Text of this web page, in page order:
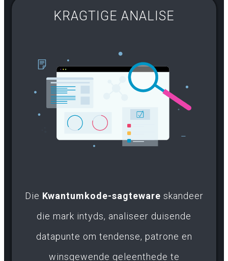
KRAGTIGE ANALISE
Die Kwantumkode-sagteware skandeer
die mark intyds, analiseer duisende
datapunte om tendense, patrone en
winsgewende geleenthede te